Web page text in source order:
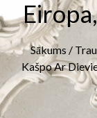
Sākums /
Kašpo Ar